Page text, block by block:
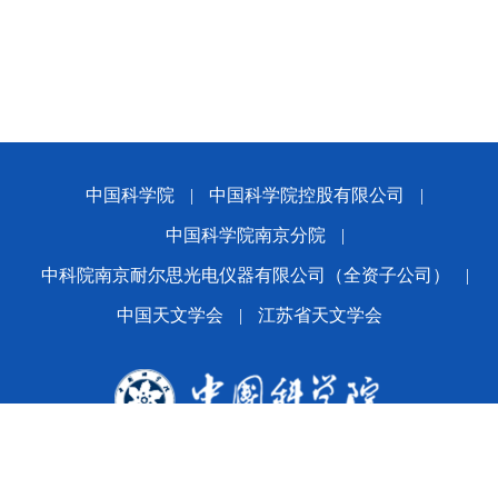
中国科学院 | 中国科学院控股有限公司 |
中国科学院南京分院 |
中科院南京耐尔思光电仪器有限公司（全资子公司） |
中国天文学会 | 江苏省天文学会